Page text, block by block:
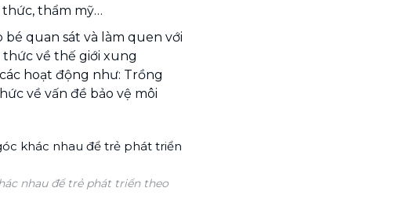
thẩm mỹ…
bé quan sát và làm quen với
về thế giới xung
hoạt động như: Trồng
về vấn đề bảo vệ môi
nhau để trẻ phát triển theo